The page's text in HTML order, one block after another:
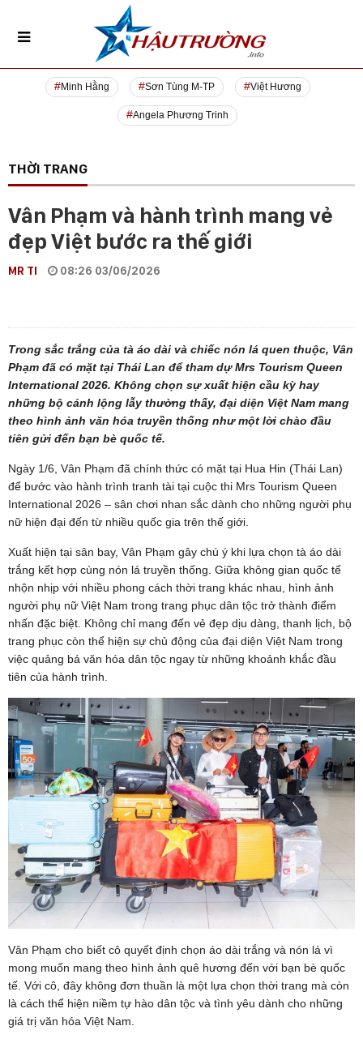
Minh Hằng Sơn Tùng M-TP Việt Hương
Angela Phương Trinh
THỜI TRANG
Vân Phạm và hành trình mang vẻ
đẹp Việt bước ra thế giới
MR TI 08:26 03/06/2026
Trong sắc trắng của tà áo dài và chiếc nón lá quen thuộc, Vân
Phạm đã có mặt tại Thái Lan để tham dự Mrs Tourism Queen
International 2026. Không chọn sự xuất hiện cầu kỳ hay
những bộ cánh lộng lẫy thường thấy, đại diện Việt Nam mang
theo hình ảnh văn hóa truyền thống như một lời chào đầu
tiên gửi đến bạn bè quốc tế.
Ngày 1/6, Vân Phạm đã chính thức có mặt tại Hua Hin (Thái Lan)
để bước vào hành trình tranh tài tại cuộc thi Mrs Tourism Queen
International 2026 – sân chơi nhan sắc dành cho những người phụ
nữ hiện đại đến từ nhiều quốc gia trên thế giới.
Xuất hiện tại sân bay, Vân Phạm gây chú ý khi lựa chọn tà áo dài
trắng kết hợp cùng nón lá truyền thống. Giữa không gian quốc tế
nhộn nhịp với nhiều phong cách thời trang khác nhau, hình ảnh
người phụ nữ Việt Nam trong trang phục dân tộc trở thành điểm
nhấn đặc biệt. Không chỉ mang đến vẻ đẹp dịu dàng, thanh lịch, bộ
trang phục còn thể hiện sự chủ động của đại diện Việt Nam trong
việc quảng bá văn hóa dân tộc ngay từ những khoảnh khắc đầu
tiên của hành trình.
Vân Phạm cho biết cô quyết định chọn áo dài trắng và nón lá vì
mong muốn mang theo hình ảnh quê hương đến với bạn bè quốc
tế. Với cô, đây không đơn thuần là một lựa chọn thời trang mà còn
là cách thể hiện niềm tự hào dân tộc và tình yêu dành cho những
giá trị văn hóa Việt Nam.